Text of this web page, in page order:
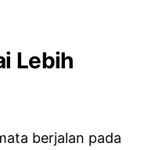
Lebih
berjalan pada